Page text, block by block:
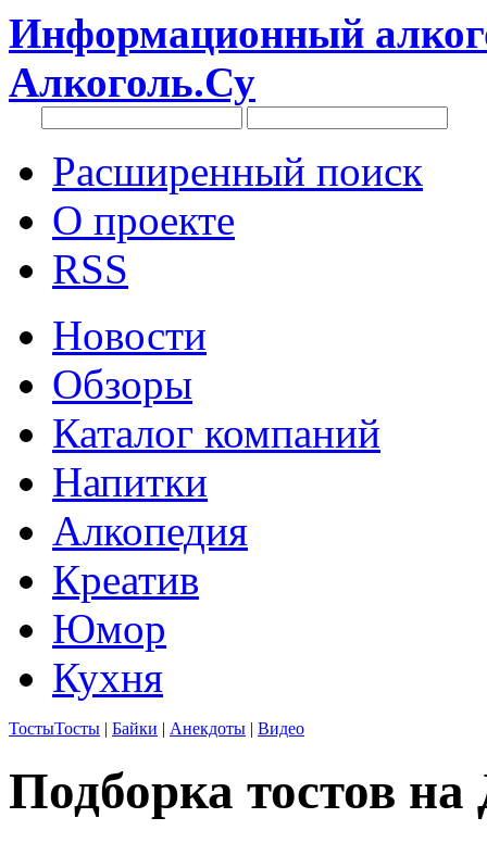
Информационный
Алкоголь.Су
Расширенный поиск
О проекте
RSS
Новости
Обзоры
Каталог компаний
Напитки
Алкопедия
Креатив
Юмор
Кухня
ТостыТосты | Байки | Анекдоты | Видео
Подборка тостов